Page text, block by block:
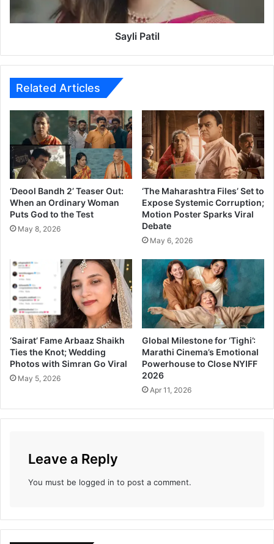
टीं
i
Sayli Patil
Related Articles
‘Deool Bandh 2’ Teaser Out:
When an Ordinary Woman
Puts God to the Test
May 8, 2026
‘The Maharashtra Files’ Set to
Expose Systemic Corruption;
Motion Poster Sparks Viral
Debate
May 6, 2026
‘Sairat’ Fame Arbaaz Shaikh
Ties the Knot; Wedding
Photos with Simran Go Viral
May 5, 2026
Global Milestone for ‘Tighi’:
Marathi Cinema’s Emotional
Powerhouse to Close NYIFF
2026
Apr 11, 2026
Leave a Reply
You must be logged in to post a comment.